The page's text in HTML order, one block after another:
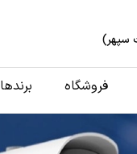
سپهر)
فروشگاه برندها